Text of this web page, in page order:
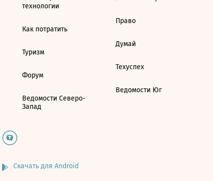
технологии
Как потратить
Туризм
Форум
Ведомости Северо-
Запад
Право
Думай
Техуспех
Ведомости Юг
Скачать для Android